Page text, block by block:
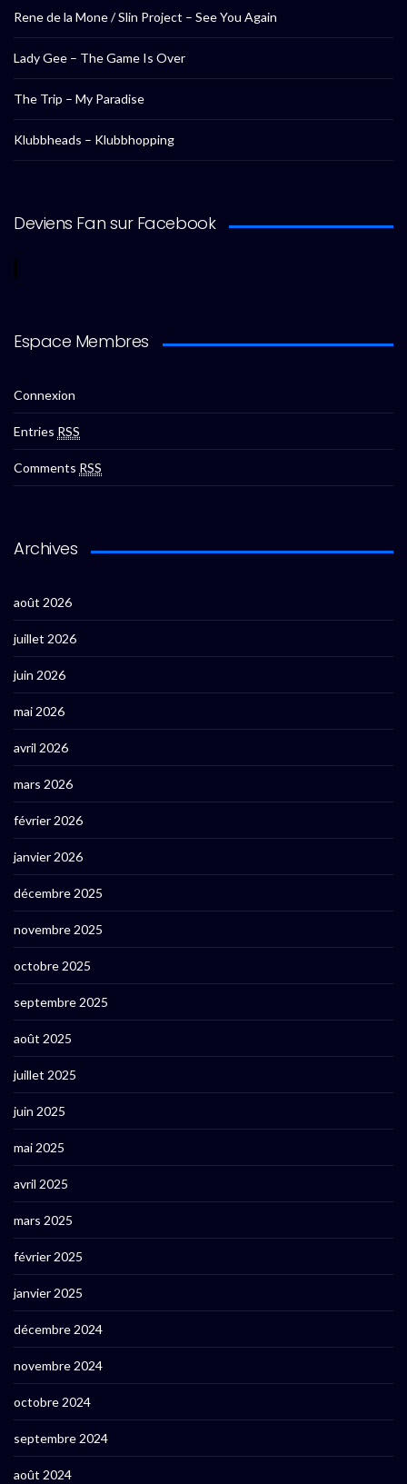
Rene de la Mone / Slin Project – See You Again
Lady Gee – The Game Is Over
The Trip – My Paradise
Klubbheads – Klubbhopping
Deviens Fan sur Facebook
Espace Membres
Connexion
Entries RSS
Comments RSS
Archives
août 2026
juillet 2026
juin 2026
mai 2026
avril 2026
mars 2026
février 2026
janvier 2026
décembre 2025
novembre 2025
octobre 2025
septembre 2025
août 2025
juillet 2025
juin 2025
mai 2025
avril 2025
mars 2025
février 2025
janvier 2025
décembre 2024
novembre 2024
octobre 2024
septembre 2024
août 2024